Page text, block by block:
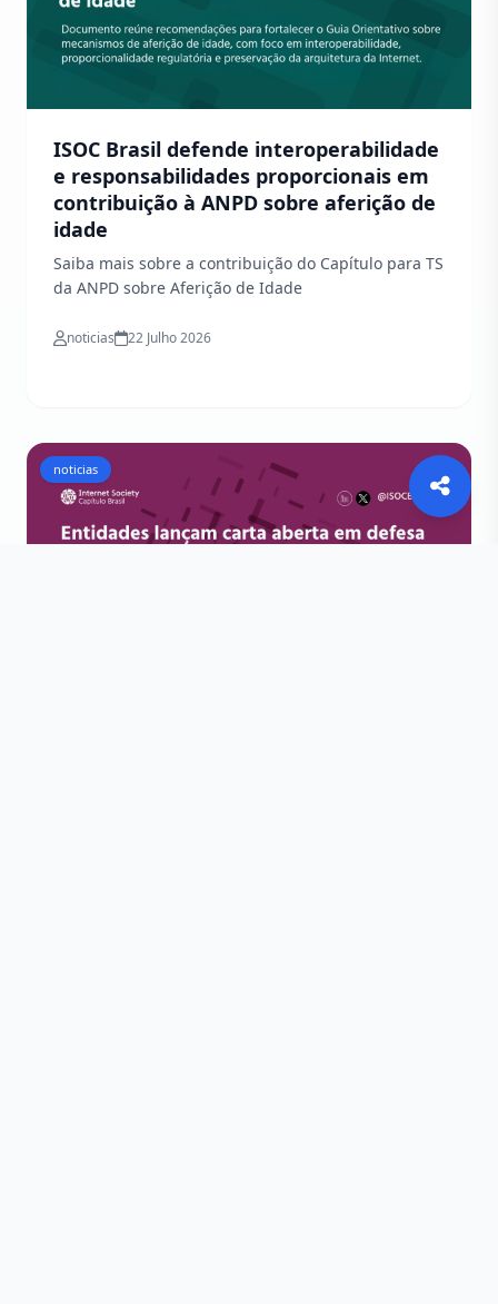
ISOC Brasil defende interoperabilidade
e responsabilidades proporcionais em
contribuição à ANPD sobre aferição de
idade
Saiba mais sobre a contribuição do Capítulo para TS
da ANPD sobre Aferição de Idade
noticias 22 Julho 2026
noticias